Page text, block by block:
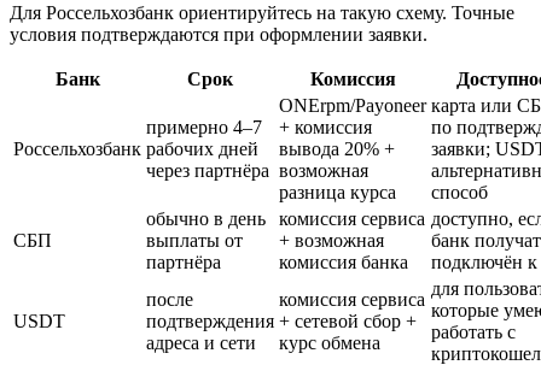
Для Россельхозбанк ориентируйтесь на такую схему. Точные
условия подтверждаются при оформлении заявки.
Банк Срок Комиссия
Россельхозбанк
примерно 4–7
рабочих дней
через партнёра
ONErpm/Payoneer
+ комиссия
вывода 20% +
возможная
разница курса
карта или
по
заявки;
способ
СБП
обычно в день
выплаты от
партнёра
комиссия сервиса
+ возможная
комиссия банка
доступно,
банк
подключён
USDT
после
подтверждения
адреса и сети
комиссия сервиса
+ сетевой сбор +
курс обмена
для
которые
работать с